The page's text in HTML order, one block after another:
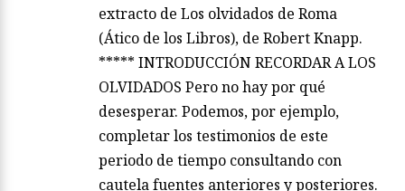
extracto de Los olvidados de Roma
(Ático de los Libros), de Robert Knapp.
***** INTRODUCCIÓN RECORDAR A LOS
OLVIDADOS Pero no hay por qué
desesperar. Podemos, por ejemplo,
completar los testimonios de este
periodo de tiempo consultando con
cautela fuentes anteriores y posteriores.